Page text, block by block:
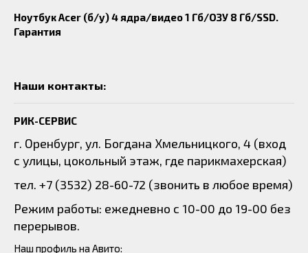
Ноутбук Acer (б/у) 4 ядра/видео 1 Гб/ОЗУ 8 Гб/SSD.
Гарантия
Наши контакты:
РИК-СЕРВИС
г. Оренбург, ул. Богдана Хмельницкого, 4 (вход
с улицы, цокольный этаж, где парикмахерская)
тел. +7 (3532) 28-60-72 (звонить в любое время)
Режим работы: ежедневно с 10-00 до 19-00 без
перерывов.
Наш профиль на Авито: